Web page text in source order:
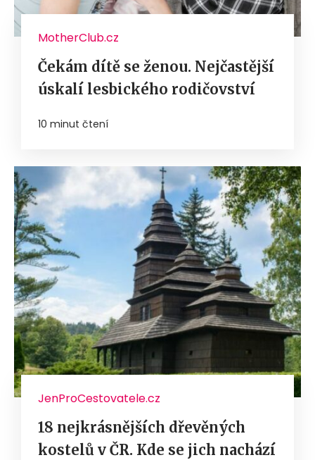
MotherClub.cz
Čekám dítě se ženou. Nejčastější
úskalí lesbického rodičovství
10 minut čtení
JenProCestovatele.cz
18 nejkrásnějších dřevěných
kostelů v ČR. Kde se jich nachází